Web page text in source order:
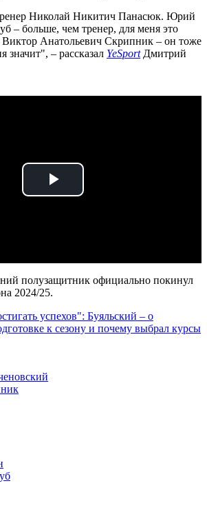
Николай Никитич Панасюк. Юрий
– больше, чем тренер, для меня это
Виктор Анатольевич Скрипник – он тоже
значит", – рассказал YeSportДмитрий
Play
полузащитник официально покинул
2024/25.
успехов": Буяльский – о
к сезону и почему выбрал курсы